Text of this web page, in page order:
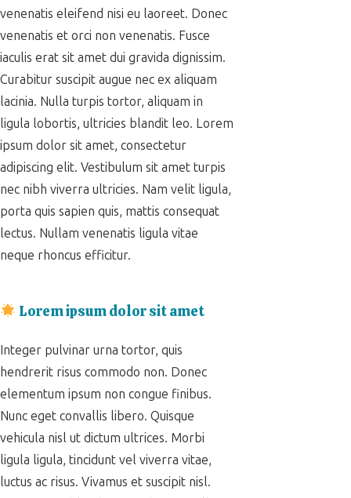
venenatis eleifend nisi eu laoreet. Donec
venenatis et orci non venenatis. Fusce
iaculis erat sit amet dui gravida dignissim.
Curabitur suscipit augue nec ex aliquam
lacinia. Nulla turpis tortor, aliquam in
ligula lobortis, ultricies blandit leo. Lorem
ipsum dolor sit amet, consectetur
adipiscing elit. Vestibulum sit amet turpis
nec nibh viverra ultricies. Nam velit ligula,
porta quis sapien quis, mattis consequat
lectus. Nullam venenatis ligula vitae
neque rhoncus efficitur.
Lorem ipsum dolor sit amet
Integer pulvinar urna tortor, quis
hendrerit risus commodo non. Donec
elementum ipsum non congue finibus.
Nunc eget convallis libero. Quisque
vehicula nisl ut dictum ultrices. Morbi
ligula ligula, tincidunt vel viverra vitae,
luctus ac risus. Vivamus et suscipit nisl.